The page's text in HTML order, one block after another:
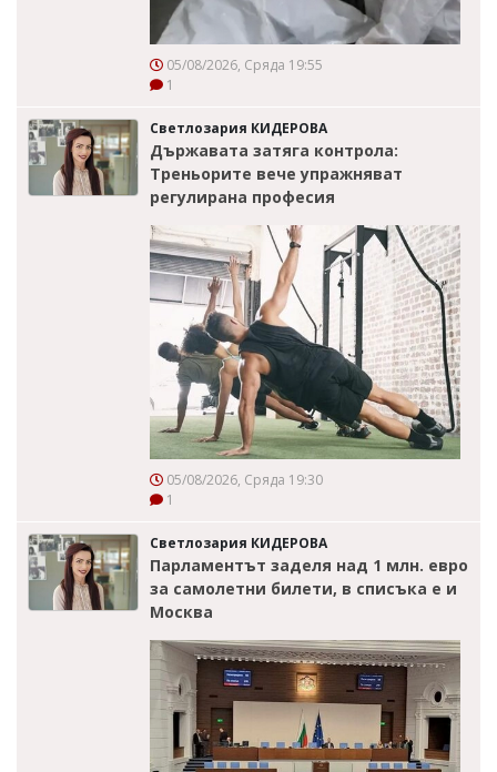
05/08/2026, Сряда 19:55
1
Светлозария КИДЕРОВА
Държавата затяга контрола:
Треньорите вече упражняват
регулирана професия
05/08/2026, Сряда 19:30
1
Светлозария КИДЕРОВА
Парламентът заделя над 1 млн. евро
за самолетни билети, в списъка е и
Москва